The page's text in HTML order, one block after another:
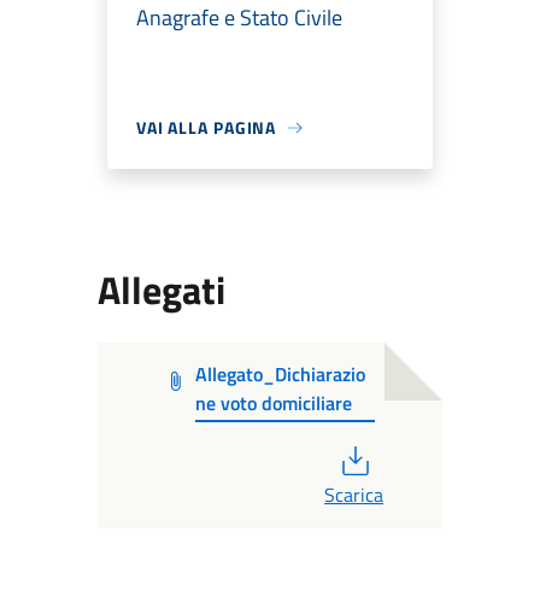
Anagrafe e Stato Civile
VAI ALLA PAGINA
Allegati
Allegato_Dichiarazio
ne voto domiciliare
Scarica